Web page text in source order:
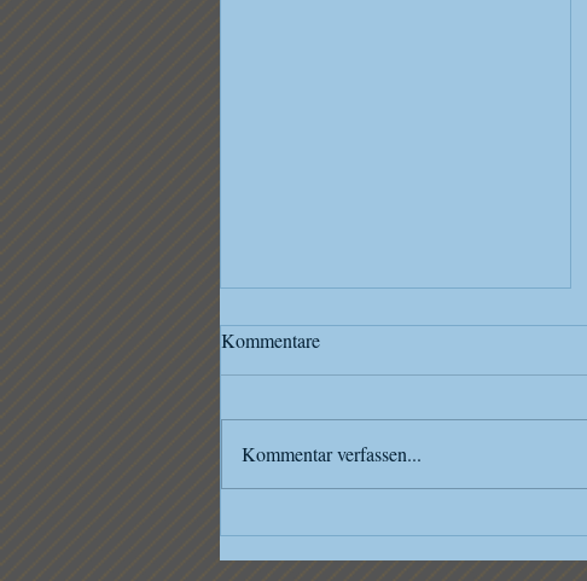
Proben für Frühjahreskonzert
starten durch
Kommentare
Kommentar verfassen...